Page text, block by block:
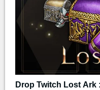
Drop Twitch Lost Ark